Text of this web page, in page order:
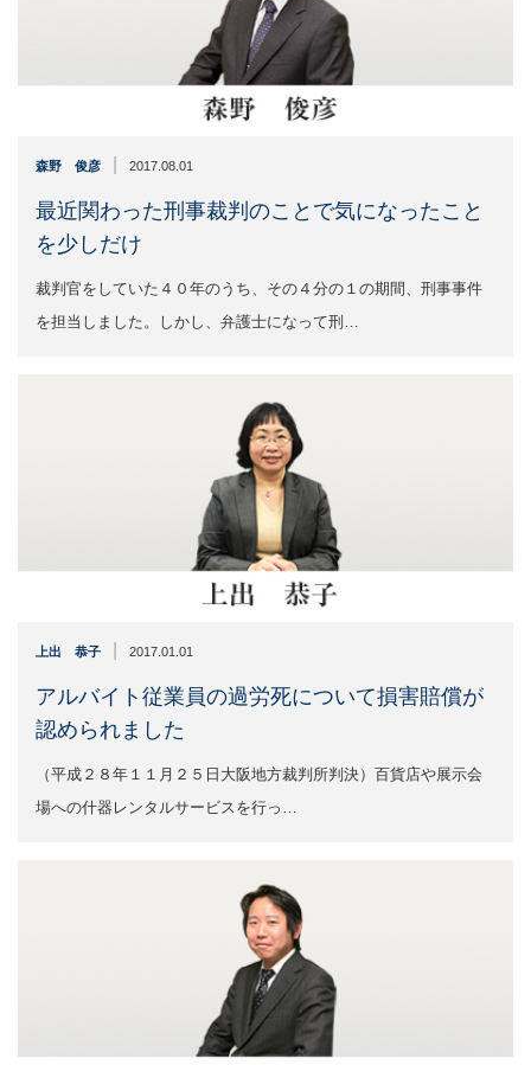
森野 俊彦 2017.08.01
最近関わった刑事裁判のことで気になったこと
を少しだけ
裁判官をしていた４０年のうち、その４分の１の期間、刑事事件
を担当しました。しかし、弁護士になって刑…
上出 恭子 2017.01.01
アルバイト従業員の過労死について損害賠償が
認められました
（平成２８年１１月２５日大阪地方裁判所判決）百貨店や展示会
場への什器レンタルサービスを行っ…